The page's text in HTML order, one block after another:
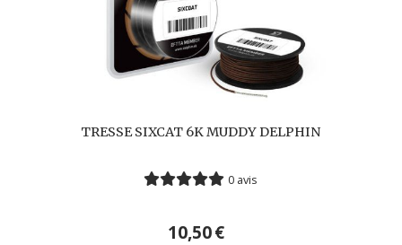
TRESSE SIXCAT 6K MUDDY DELPHIN
0 avis
10,50€